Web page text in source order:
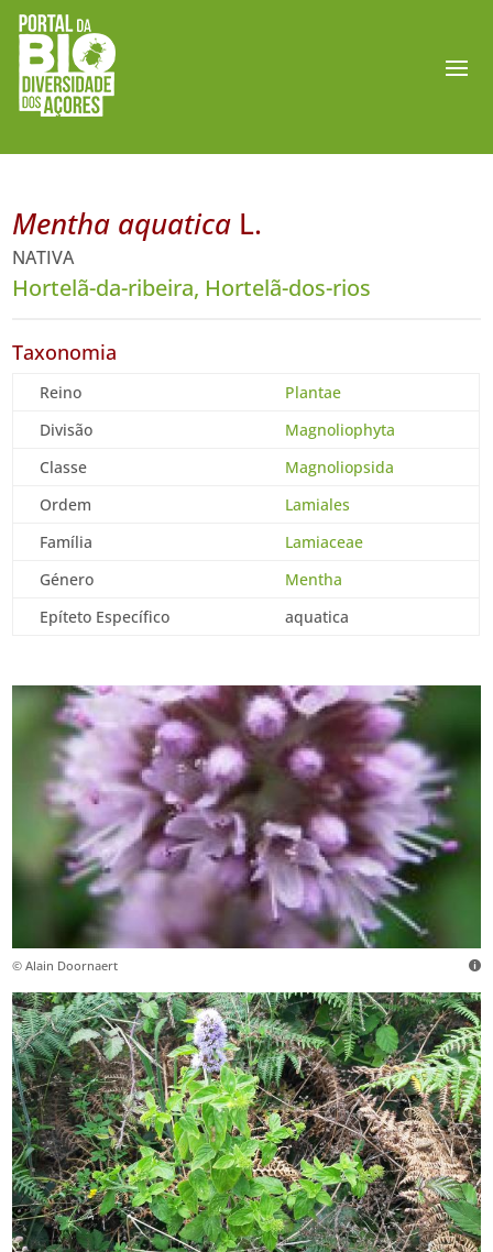
Mentha aquatica L.
NATIVA
Hortelã-da-ribeira, Hortelã-dos-rios
Taxonomia
Reino
Plantae
Divisão
Magnoliophyta
Classe
Magnoliopsida
Ordem
Lamiales
Família
Lamiaceae
Género
Mentha
Epíteto Específico
aquatica
© Alain Doornaert